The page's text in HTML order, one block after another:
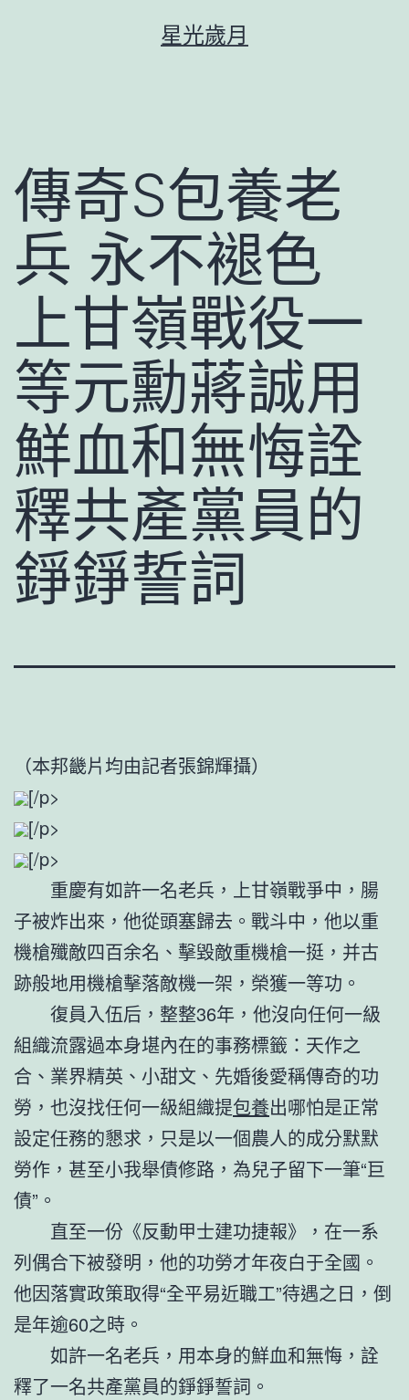
星光歲月
傳奇S包養老
兵 永不褪色
上甘嶺戰役一
等元勳蔣誠用
鮮血和無悔詮
釋共產黨員的
錚錚誓詞
（本邦畿片均由記者張錦輝攝）
[/p>
[/p>
[/p>
重慶有如許一名老兵，上甘嶺戰爭中，腸
子被炸出來，他從頭塞歸去。戰斗中，他以重
機槍殲敵四百余名、擊毀敵重機槍一挺，并古
跡般地用機槍擊落敵機一架，榮獲一等功。
復員入伍后，整整36年，他沒向任何一級
組織流露過本身堪內在的事務標籤：天作之
合、業界精英、小甜文、先婚後愛稱傳奇的功
勞，也沒找任何一級組織提包養出哪怕是正常
設定任務的懇求，只是以一個農人的成分默默
勞作，甚至小我舉債修路，為兒子留下一筆“巨
債”。
直至一份《反動甲士建功捷報》，在一系
列偶合下被發明，他的功勞才年夜白于全國。
他因落實政策取得“全平易近職工”待遇之日，倒
是年逾60之時。
如許一名老兵，用本身的鮮血和無悔，詮
釋了一名共產黨員的錚錚誓詞。